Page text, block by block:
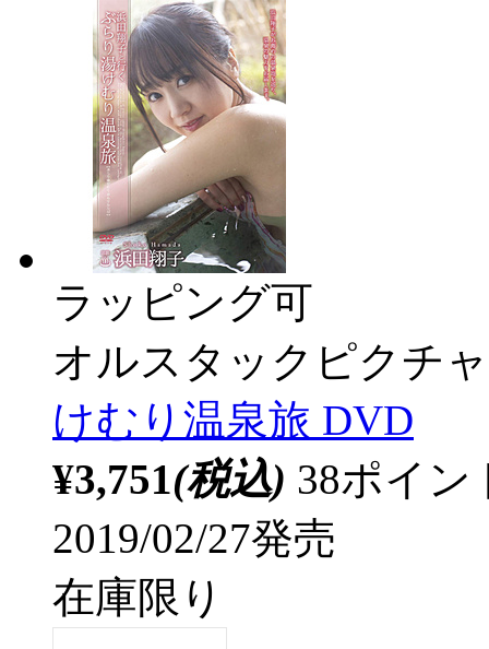
ラッピング可
オルスタックピクチ
けむり温泉旅 DVD
¥3,751(税込) 38ポイ
2019/02/27発売
在庫限り